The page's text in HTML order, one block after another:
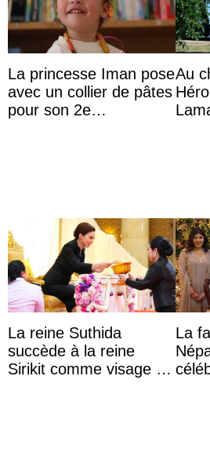
La princesse Iman pose
avec un collier de pâtes
pour son 2e
Au
La reine Suthida
succède à la reine
Sirikit comme visage de
La